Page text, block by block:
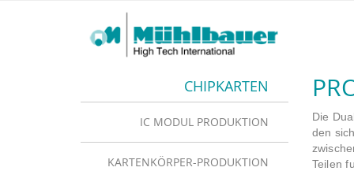
CHIPKARTEN
IC MODUL PRODUKTION
KARTENKÖRPER-PRODUKTION
Die
den
Teilen